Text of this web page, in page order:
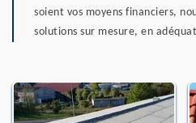
soient vos moyens financiers,
solutions sur mesure, en